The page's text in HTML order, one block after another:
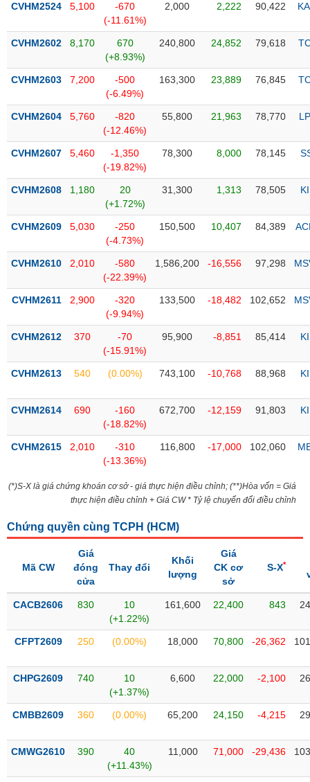
thái
phiếu
mô
thị
Niêm
Niêm
mới
yết
sung
niêm
yết
Theo
dõi
biệt
được
ETF
phiếu
tiết
quan
dịch
chính
tích
thuật
CVHM2524 5,100
-670
(-11.61%)
2,000 2,222 90,422
CVHM2602 8,170
670
(+8.93%)
240,800 24,852 79,618
CVHM2603 7,200
-500
(-6.49%)
163,300 23,889 76,845
CVHM2604 5,760
-820
(-12.46%)
55,800 21,963 78,770
CVHM2607 5,460
-1,350
(-19.82%)
78,300 8,000 78,145
CVHM2608 1,180
20
(+1.72%)
31,300 1,313 78,505
CVHM2609 5,030
-250
(-4.73%)
150,500 10,407 84,389
CVHM2610 2,010
-580
(-22.39%)
1,586,200 -16,556 97,298
CVHM2611 2,900
-320
(-9.94%)
133,500 -18,482 102,652
CVHM2612 370
-70
(-15.91%)
95,900 -8,851 85,414
CVHM2613 540 (0.00%) 743,100 -10,768 88,968
CVHM2614 690
-160
(-18.82%)
672,700 -12,159 91,803
CVHM2615 2,010
-310
(-13.36%)
116,800 -17,000 102,060
(*)S-X là giá chứng khoán cơ sở - giá thực hiện điều chỉnh; (**)Hòa vốn = Giá
thực hiện điều chỉnh + Giá CW * Tỷ lệ chuyển đổi điều chỉnh
Chứng quyền cùng TCPH (HCM)
Mã CW
Giá
đóng
cửa
Thay đổi
Khối
lượng
Giá
CK cơ
sở
S-X*
CACB2606 830
10
(+1.22%)
161,600 22,400 843
CFPT2609 250 (0.00%) 18,000 70,800 -26,362
CHPG2609 740
10
(+1.37%)
6,600 22,000 -2,100
CMBB2609 360 (0.00%) 65,200 24,150 -4,215
CMWG2610 390
40
(+11.43%)
11,000 71,000 -29,436
NGÀNH
DOANH
NGHIỆP
PHIẾU
PHÁI
TRÁI
CÔNG
ĐẦU
TƯ
LIỆU
TIN
Ngành
(-)
SECTOR
NĂNG